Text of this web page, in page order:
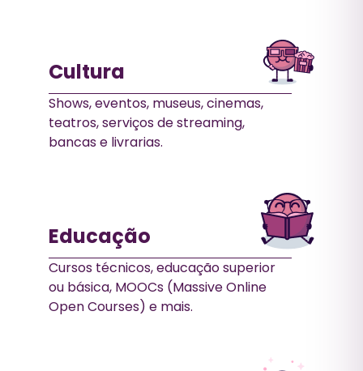
Cultura
Shows, eventos, museus, cinemas,
teatros, serviços de streaming,
bancas e livrarias.
Educação
Cursos técnicos, educação superior
ou básica, MOOCs (Massive Online
Open Courses) e mais.